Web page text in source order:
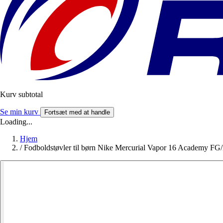
Kurv subtotal
Se min kurv Fortsæt med at handle
Loading...
Hjem
/ Fodboldstøvler til børn Nike Mercurial Vapor 16 Academy